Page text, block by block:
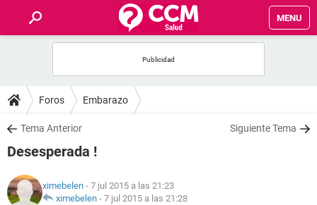
MENU
FOROS
SALUD
NUTRICIÓN
Foros Embarazo
Tema Anterior Siguiente Tema
Desesperada !
ximebelen - 7 jul 2015 a las 21:23
ximebelen - 7 jul 2015 a las 21:28